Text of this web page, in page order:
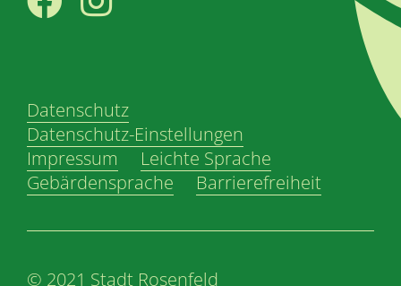
Datenschutz
Datenschutz-Einstellungen
Impressum
Leichte Sprache
Gebärdensprache
Barrierefreiheit
© 2021 Stadt Rosenfeld